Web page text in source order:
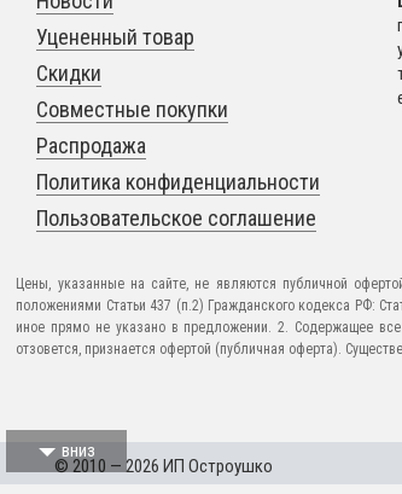
Уцененный товар
Скидки
Совместные покупки
Распродажа
Политика конфиденциальности
Пользовательское соглашение
Цены, указанные на сайте, не являются публичной
положениями Статьи 437 (п.2) Гражданского кодекса РФ:
иное прямо не указано в предложении. 2. Содержащее
отзовется, признается офертой (публичная оферта).
© 2010 — 2026 ИП Остроушко
вниз